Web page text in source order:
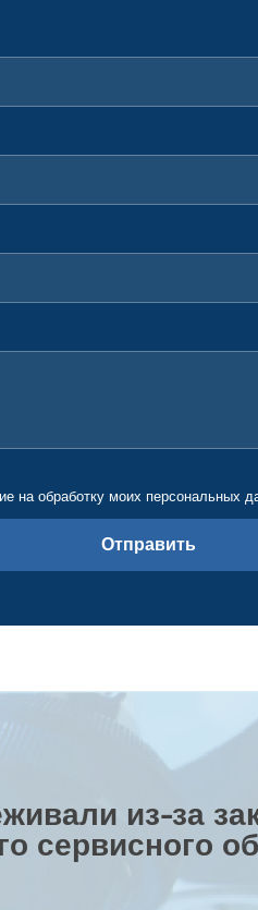
на обработку моих персональных
Отправить
из-за
сервисного